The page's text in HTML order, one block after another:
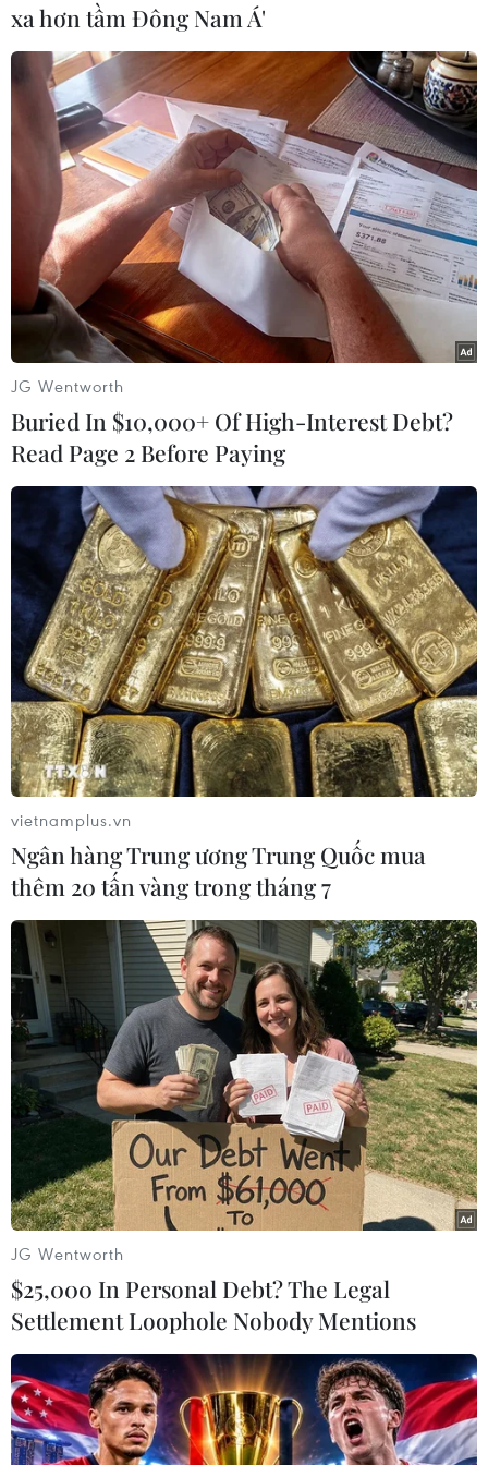
lược Quốc gia về đa dạng sinh học 2020 tầm
nhìn 2030 (Chiến lược 2020) cho thấy đa dạng
sinh học ở Việt Nam đang tiếp tục bị suy giảm;
một số mục tiêu của chiến lược không đạt mong
muốn.
Đó là, tỷ lệ diện tích khu bảo tồn trên cạn mới
đạt được 7,1% so với mục tiêu đề ra 9%; tỷ lệ
diện tích các khu bảo tồn biển so với diện tích
vùng biển mới đạt được 0,19%; số lượng các loài
tồn theo quy hoạch chưa được xây dựng…
Nam” vừa được Tổ chức Quốc tế về Bảo tồn
thiên nhiên tại Việt Nam và Cục Bảo tồn Thiên
nhiên và đa dạng sinh học (Tổng cục Môi
trường) công bố, cũng cho thấy Việt Nam đang
phải đối mặt với tình trạng suy thoái đa dạng
sinh học với tốc độ ngày càng nhanh hơn.
[Thiết lập hệ thống giám sát đường bay của
chim di cư tại Việt Nam]
Trong đó, có tới 21% các loài thú; 6,5% các loài
chim; 19% các loài bò sát; 24% các loài lưỡng
cư; 38% các loài cá đang bị đe dọa. Trong gần 20
năm trở lại đây, các khu vực có rừng là sinh
cảnh bị ảnh hưởng nhiều nhất với hơn
10.544km2 diện tích đất rừng đã bị mất; khoảng
2,8 triệu hécta rừng tự nhiên đã bị mất…
Nhìn nhận thực trạng trên, bà Hoàng Thị Thanh
Nhàn - Phó Cục trưởng Cục Bảo tồn thiên nhiên
và đa dạng sinh học, cho rằng đa dạng sinh học
của Việt Nam hiện vẫn trên đà suy giảm, hệ
sinh thái bị suy thoái, số lượng các loài bị đe
dọa gia tăng.
xa hơn tầm Đông Nam Á'
JG Wentworth
Buried In $10,000+ Of High-Interest Debt?
Read Page 2 Before Paying
vietnamplus.vn
Ngân hàng Trung ương Trung Quốc mua
thêm 20 tấn vàng trong tháng 7
JG Wentworth
$25,000 In Personal Debt? The Legal
Settlement Loophole Nobody Mentions